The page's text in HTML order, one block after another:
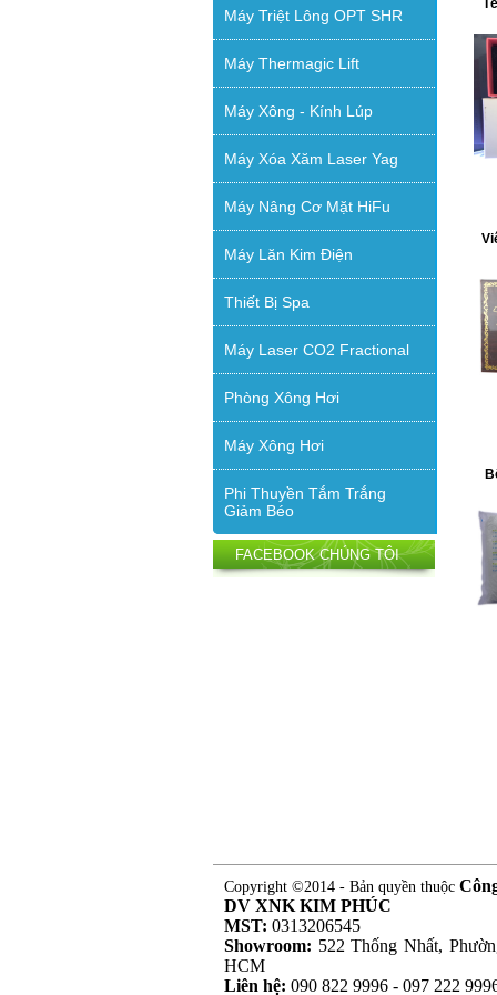
Máy Triệt Lông OPT SHR
Máy Thermagic Lift
Máy Xông - Kính Lúp
Máy Xóa Xăm Laser Yag
Máy Nâng Cơ Mặt HiFu
Máy Lăn Kim Điện
Thiết Bị Spa
Máy Laser CO2 Fractional
Phòng Xông Hơi
Máy Xông Hơi
Phi Thuyền Tắm Trắng
Giảm Béo
FACEBOOK CHÚNG TÔI
Copyright ©2014 - Bản quyền thuộc
DV XNK KIM PHÚC
MST: 0313206545
Showroom: 522 Thống Nhất,
HCM
Liên hệ: 090 822 9996 - 097 222